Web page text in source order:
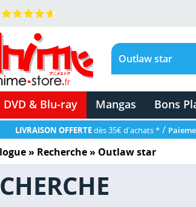
DVD & Blu-ray Mangas Bons
LIVRAISON OFFERTEdès 35€ d'achats * /
» Recherche » Outlaw star